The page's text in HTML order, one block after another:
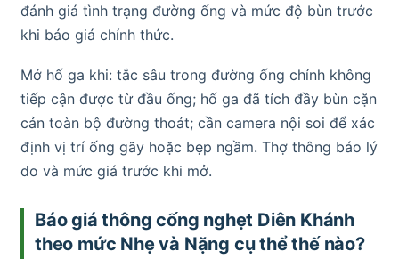
đánh giá tình trạng đường ống và mức độ bùn trước
khi báo giá chính thức.
Mở hố ga khi: tắc sâu trong đường ống chính không
tiếp cận được từ đầu ống; hố ga đã tích đầy bùn cặn
cản toàn bộ đường thoát; cần camera nội soi để xác
định vị trí ống gãy hoặc bẹp ngầm. Thợ thông báo lý
do và mức giá trước khi mở.
Báo giá thông cống nghẹt Diên Khánh
theo mức Nhẹ và Nặng cụ thể thế nào?